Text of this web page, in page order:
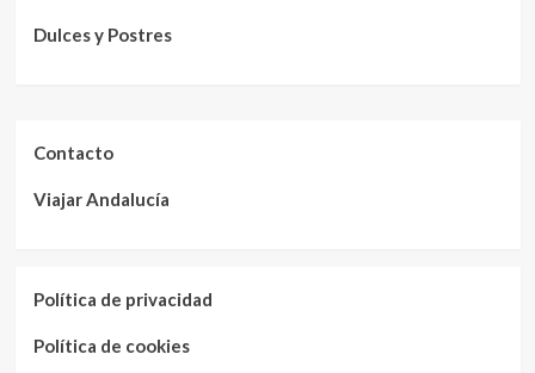
Dulces y Postres
Contacto
Viajar Andalucía
Política de privacidad
Política de cookies